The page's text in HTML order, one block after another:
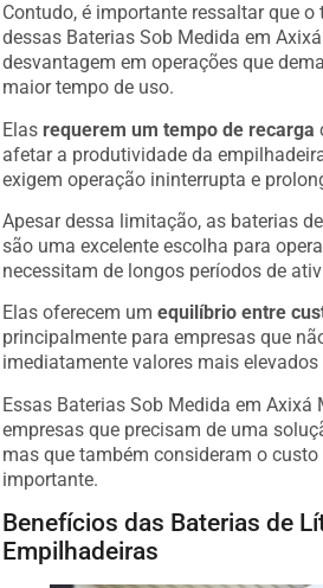
Contudo, é importante ressaltar que o
dessas Baterias Sob Medida em
desvantagem em operações que
maior tempo de uso.
Elas requerem um tempo de recarga
afetar a produtividade da
exigem operação ininterrupta e
Apesar dessa limitação, as baterias
são uma excelente escolha para
necessitam de longos períodos de
Elas oferecem umequilíbrio entre
principalmente para empresas que
imediatamente valores mais elevados
Essas Baterias Sob Medida em Axixá
empresas que precisam de uma
mas que também consideram o
importante.
Benefícios das Baterias de
Empilhadeiras